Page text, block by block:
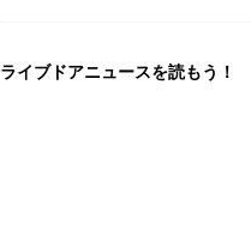
ライブドアニュースを読もう！